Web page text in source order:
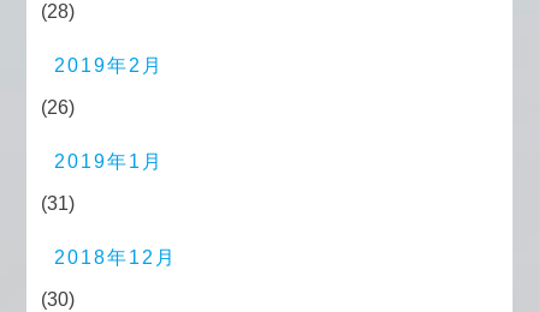
(28)
2019年2月
(26)
2019年1月
(31)
2018年12月
(30)